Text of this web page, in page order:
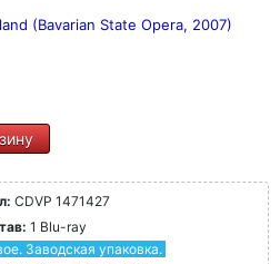
(Bavarian State Opera, 2007)
CDVP 1471427
1 Blu-ray
Заводская упаковка.